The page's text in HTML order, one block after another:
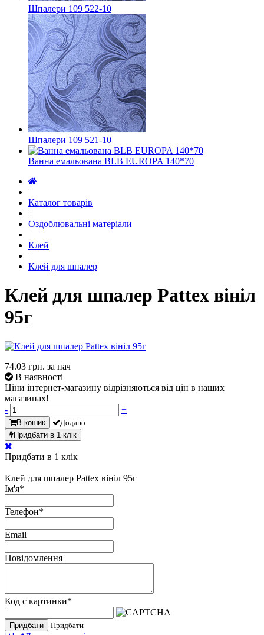
Шпалери 109 522-10
Шпалери 109 521-10
Ванна емальована BLB EUROPA 140*70
|
Каталог товарів
|
Оздоблювальні матеріали
|
Клей
|
Клей для шпалер
Клей для шпалер Pattex вініл
95г
74.03 грн. за пач
В наявності
Ціни інтернет-магазину відрізняються від цін в наших
магазинах!
-
+
В кошик
Додано
Придбати в 1 клік
Придбати в 1 клік
Клей для шпалер Pattex вініл 95г
Ім'я*
Телефон*
Email
Повідомлення
Код с картинки*
Придбати Придбати